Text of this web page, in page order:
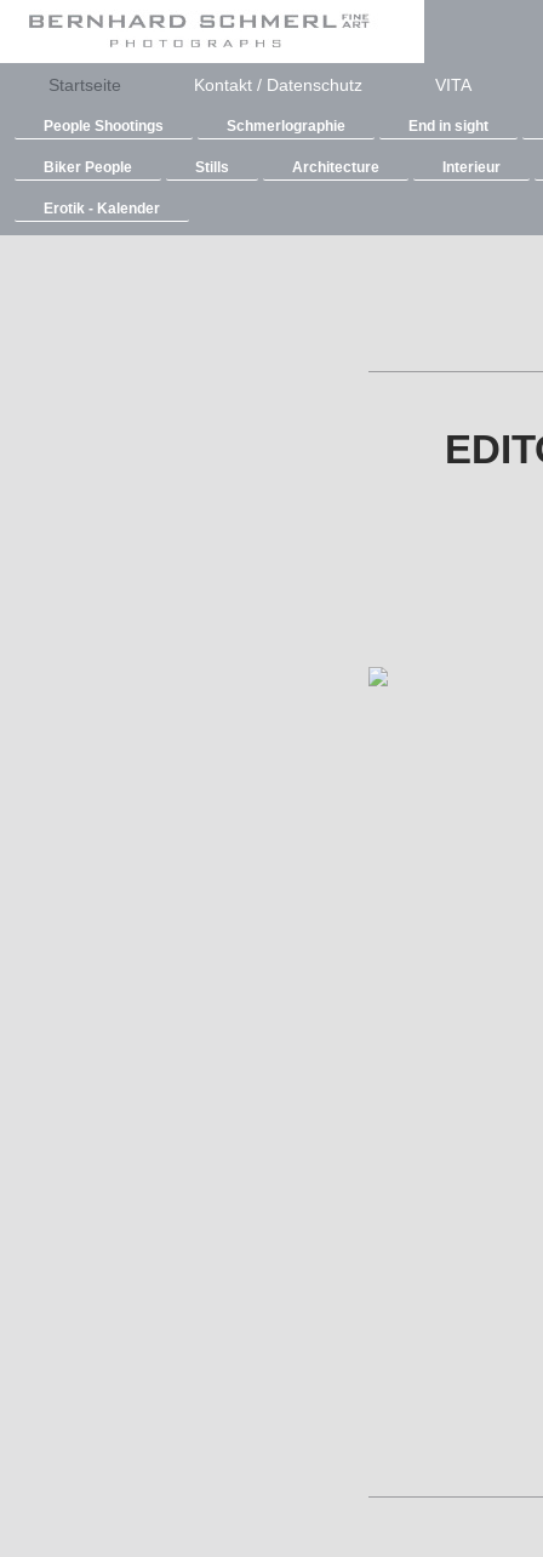
Startseite Kontakt / Datenschutz VITA
People Shootings Schmerlographie End in sight
Biker People Stills Architecture Interieur
Erotik - Kalender